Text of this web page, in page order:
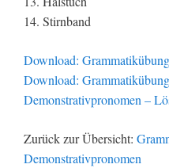
14. Stirnband
Download:
Download:
Demonstrativpronomen –
Zurück zur Übersicht:
Demonstrativpronomen